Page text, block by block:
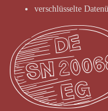
verschlüsselte